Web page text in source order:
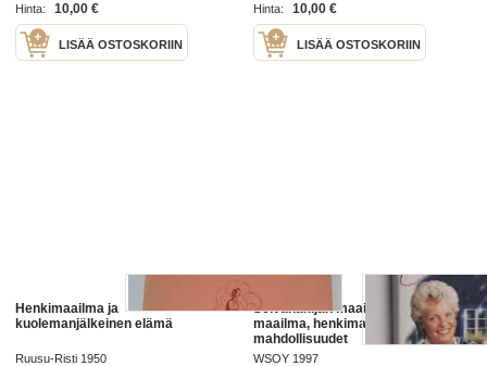
Hinta:
10,00 €
LISÄÄ OSTOSKORIIN
Hinta:
10,00 €
LISÄÄ OSTOSKORIIN
Henkimaailma ja
kuolemanjälkeinen elämä
Ruusu-Risti 1950
Selvänäkijän maailmat : tämä
maailma, henkimaailma, ihmisen
mahdollisuudet
WSOY 1997